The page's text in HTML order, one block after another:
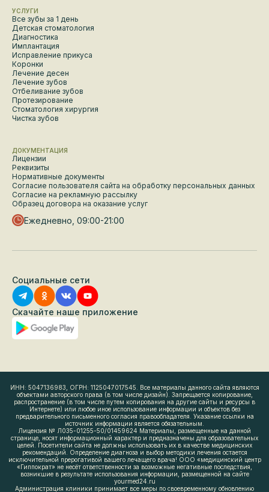
УСЛУГИ
Все зубы за 1 день
Детская стоматология
Диагностика
Имплантация
Исправление прикуса
Коронки
Лечение десен
Лечение зубов
Отбеливание зубов
Протезирование
Стоматология хирургия
Чистка зубов
ДОКУМЕНТАЦИЯ
Лицензии
Реквизиты
Нормативные документы
Согласие пользователя сайта на обработку персональных данных
Согласие на рекламную рассылку
Образец договора на оказание услуг
Ежедневно, 09:00-21:00
Социальные сети
Скачайте наше приложение
ИНН: 5047136983, ОГРН: 1125047017545. Все материалы данного сайта являются
объектами авторского права (в том числе дизайн). Запрещается копирование,
распространение (в том числе путем копирования на другие сайты и ресурсы в
Интернете) или любое иное использование информации и объектов без
предварительного письменного согласия правообладателя. Указание ссылки на
источник информации является обязательным.
Лицензия № Л035-01255-50/01459624 Материалы, размещенные на данной
странице, носят информационный характер и предназначены для образовательных
целей. Посетители сайта не должны использовать их в качестве медицинских
рекомендаций. Определение диагноза и выбор методики лечения остается
исключительной прерогативой вашего лечащего врача! ООО «медицинский центр
«Гиппократ» не несёт ответственности за возможные негативные последствия,
возникшие в результате использования информации, размещенной на сайте
yourmed24.ru
Администрация клиники принимает все меры по своевременному обновлению